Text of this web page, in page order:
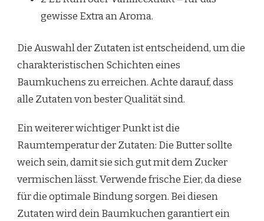
gewisse Extra an Aroma.
Die Auswahl der Zutaten ist entscheidend, um die
charakteristischen Schichten eines
Baumkuchens zu erreichen. Achte darauf, dass
alle Zutaten von bester Qualität sind.
Ein weiterer wichtiger Punkt ist die
Raumtemperatur der Zutaten: Die Butter sollte
weich sein, damit sie sich gut mit dem Zucker
vermischen lässt. Verwende frische Eier, da diese
für die optimale Bindung sorgen. Bei diesen
Zutaten wird dein Baumkuchen garantiert ein